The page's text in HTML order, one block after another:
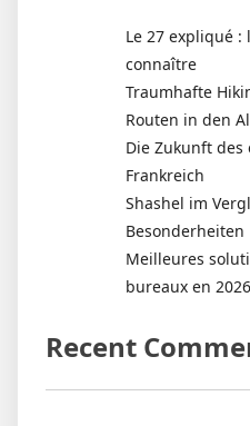
Le 27 expliqué :
connaître
Traumhafte
Routen in den
Die Zukunft des
Frankreich
Shashel im
Besonderheiten
Meilleures
bureaux en 2026
Recent